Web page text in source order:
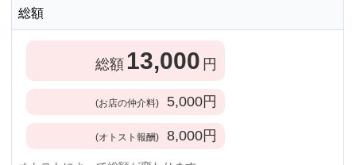
総額
総額 13,000 円
(お店の仲介料) 5,000円
(オトスト報酬) 8,000円